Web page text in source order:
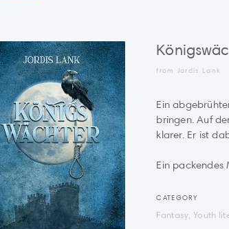
from Jordis Lank
Ein
bringen. Auf
klarer. Er ist
Ein packendes
CATEGORY
Fantasy, Youth